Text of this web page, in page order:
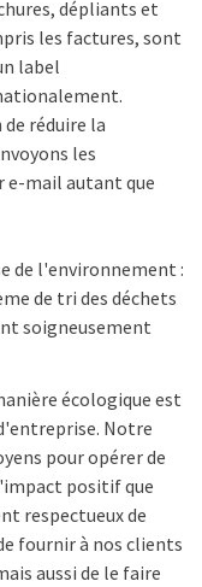
dépliants et
les factures, sont
label
réduire la
les
e-mail autant que
de l'environnement :
de tri des déchets
soigneusement
écologique est
Notre
pour opérer de
positif que
respectueux de
fournir à nos clients
aussi de le faire